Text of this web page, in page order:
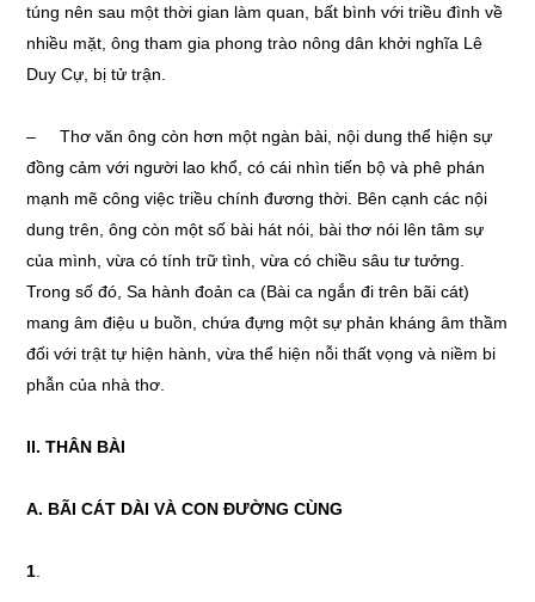
túng nên sau một thời gian làm quan, bất bình với triều đình về
nhiều mặt, ông tham gia phong trào nông dân khởi nghĩa Lê
Duy Cự, bị tử trận.
– Thơ văn ông còn hơn một ngàn bài, nội dung thể hiện sự
đồng cảm với người lao khổ, có cái nhìn tiến bộ và phê phán
mạnh mẽ công việc triều chính đương thời. Bên cạnh các nội
dung trên, ông còn một số bài hát nói, bài thơ nói lên tâm sự
của mình, vừa có tính trữ tình, vừa có chiều sâu tư tưởng.
Trong số đó, Sa hành đoản ca (Bài ca ngắn đi trên bãi cát)
mang âm điệu u buồn, chứa đựng một sự phản kháng âm thầm
đối với trật tự hiện hành, vừa thể hiện nỗi thất vọng và niềm bi
phẫn của nhà thơ.
II. THÂN BÀI
A. BÃI CÁT DÀI VÀ CON ĐƯỜNG CÙNG
1